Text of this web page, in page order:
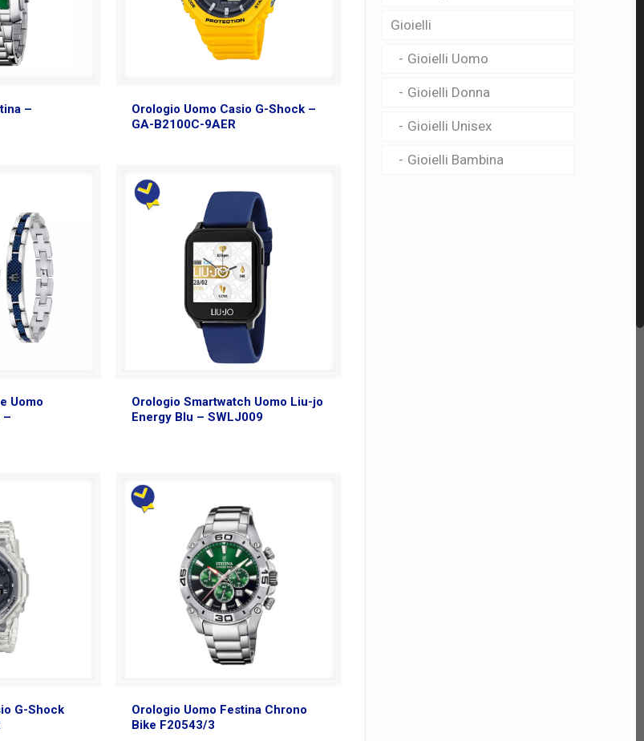
–
Orologio Uomo Casio G-Shock –
GA-B2100C-9AER
Uomo
–
Orologio Smartwatch Uomo Liu-jo
Energy Blu – SWLJ009
G-Shock
Orologio Uomo Festina Chrono
Bike F20543/3
Gioielli
Gioielli Uomo
Gioielli Donna
Gioielli Unisex
Gioielli Bambina